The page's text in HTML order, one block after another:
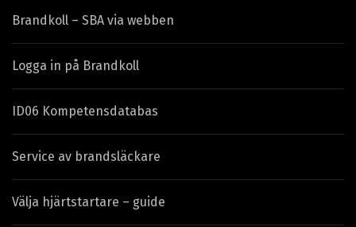
Brandkoll – SBA via webben
Logga in på Brandkoll
ID06 Kompetensdatabas
Service av brandsläckare
Välja hjärtstartare – guide